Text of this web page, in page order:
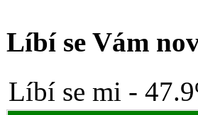
Líbí se Vám
Líbí se mi -